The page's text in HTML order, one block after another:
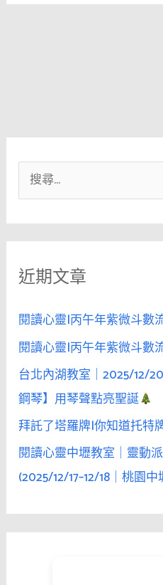
尋
關
字
近期文章
閱讀心靈|丙午年紫微斗數
閱讀心靈|丙午年紫微斗數
台北內湖教室｜2025/12/
鋼琴】用琴聲點亮聖誕
拜託了塔羅牌|你知道托特
閱讀心靈中壢教室｜靈動
(2025/12/17–12/18｜桃園